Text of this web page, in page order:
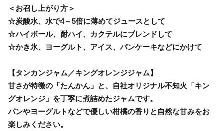
＜お召し上がり方＞
☆炭酸水、水で4～5倍に薄めてジュースとして
☆ハイボール、酎ハイ、カクテルにブレンドして
☆かき氷、ヨーグルト、アイス、パンケーキなどにかけて
【タンカンジャム／キングオレンジジャム】
甘さが特徴の「たんかん」と、自社オリジナル不知火「キン
グオレンジ」を丁寧に煮詰めたジャムです。
パンやヨーグルトなどで優しい柑橘の香りと自然な甘みをお
楽しみください。